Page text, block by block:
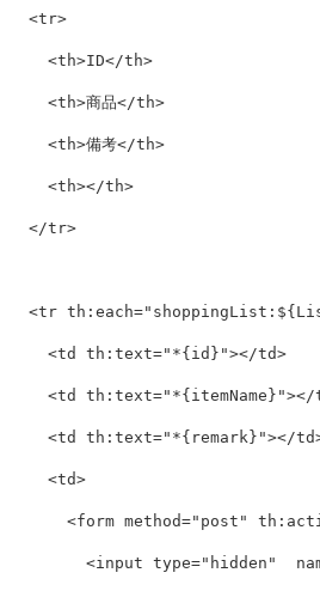
<tr>
<th>ID</th>
<th>商品</th>
<th>備考</th>
<th></th>
</tr>
<tr th:each=
<td th:text="*{id}"></td>
<td th:text="*{itemName}"></
<td th:text="*{remark}"></
<td>
<form method="post"
<input type="hidden"